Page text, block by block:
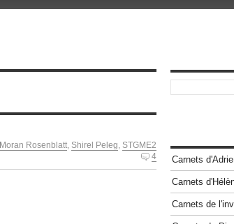
Moran Rosenblatt, Shirel Peleg, STGME2
4 Carnets
Carnets
Carnets de